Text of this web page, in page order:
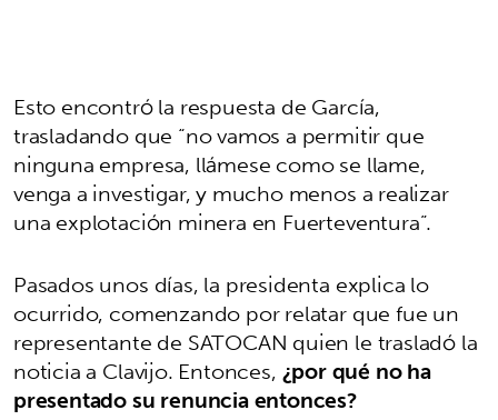
Esto encontró la respuesta de García,
trasladando que “no vamos a permitir que
ninguna empresa, llámese como se llame,
venga a investigar, y mucho menos a realizar
una explotación minera en Fuerteventura”.
Pasados unos días, la presidenta explica lo
ocurrido, comenzando por relatar que fue un
representante de SATOCAN quien le trasladó la
noticia a Clavijo. Entonces,¿por qué no ha
presentado su renuncia entonces?